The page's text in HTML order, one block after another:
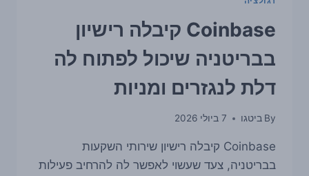
Coinbase קיבלה רישיון
בבריטניה שיכול לפתוח לה
דלת לנגזרים ומניות
By ביטגו 7 ביולי 2026
Coinbase קיבלה רישיון שירותי השקעות
בבריטניה, צעד שעשוי לאפשר לה להרחיב פעילות